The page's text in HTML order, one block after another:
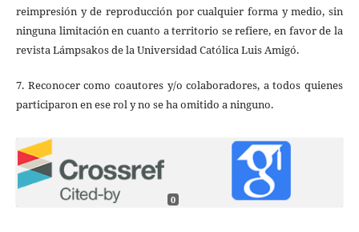
reimpresión y de reproducción por cualquier forma y medio, sin
ninguna limitación en cuanto a territorio se refiere, en favor de la
revista Lámpsakos de la Universidad Católica Luis Amigó.
7. Reconocer como coautores y/o colaboradores, a todos quienes
participaron en ese rol y no se ha omitido a ninguno.
0